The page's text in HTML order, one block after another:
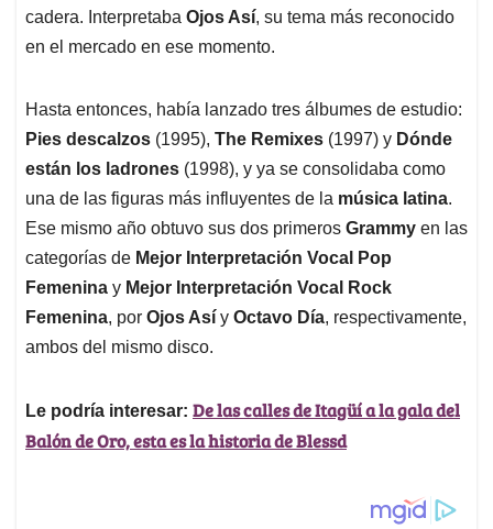
cadera. Interpretaba Ojos Así, su tema más reconocido
en el mercado en ese momento.
Hasta entonces, había lanzado tres álbumes de estudio:
Pies descalzos (1995), The Remixes (1997) y Dónde
están los ladrones (1998), y ya se consolidaba como
una de las figuras más influyentes de la música latina.
Ese mismo año obtuvo sus dos primeros Grammy en las
categorías de Mejor Interpretación Vocal Pop
Femenina y Mejor Interpretación Vocal Rock
Femenina, por Ojos Así y Octavo Día, respectivamente,
ambos del mismo disco.
Le podría interesar: De las calles de Itagüí a la gala del
Balón de Oro, esta es la historia de Blessd